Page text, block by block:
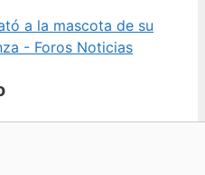
a la mascota de su
- Foros Noticias